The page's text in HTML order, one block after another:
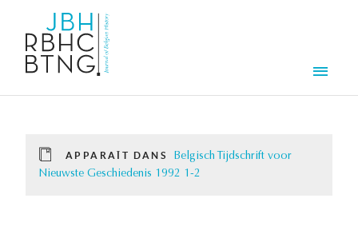
APPARAÎT DANS
Belgisch Tijdschrift voor
Nieuwste Geschiedenis 1992 1-2